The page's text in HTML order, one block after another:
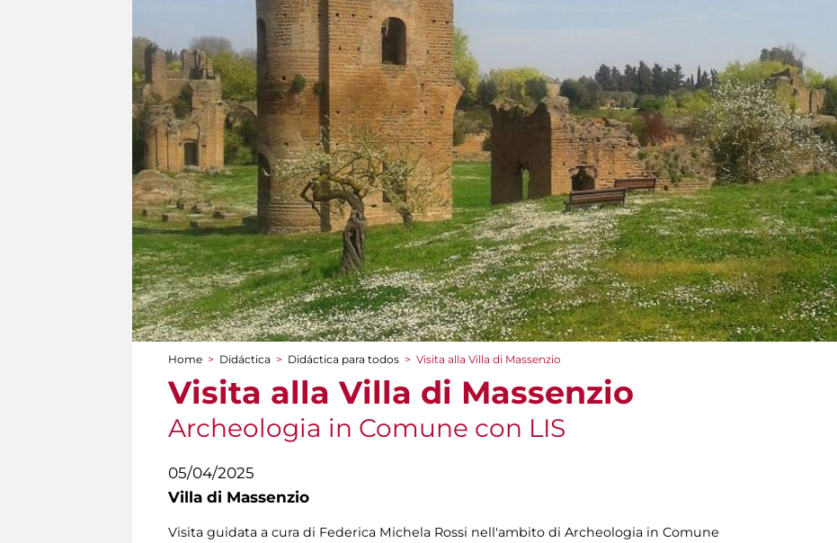
You are here
Home > Didáctica > Didáctica para todos > Visita alla Villa di Massenzio
Visita alla Villa di Massenzio
Archeologia in Comune con LIS
05/04/2025
Villa di Massenzio
Visita guidata a cura di Federica Michela Rossi nell'ambito di Archeologia in Comune